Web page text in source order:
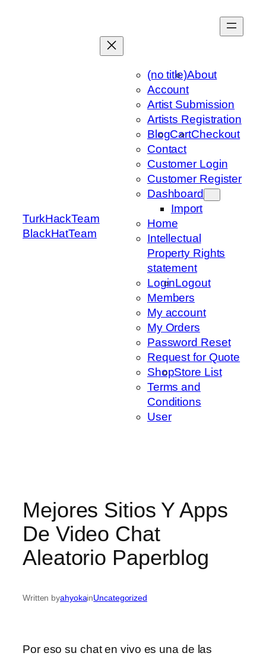
TurkHackTeam
BlackHatTeam
(no title)About
Account
Artist Submission
Artists Registration
BlogCartCheckout
Contact
Customer Login
Customer Register
Dashboard
Import
Home
Intellectual
Property Rights
statement
LoginLogout
Members
My account
My Orders
Password Reset
Request for Quote
ShopStore List
Terms and
Conditions
User
Mejores Sitios Y Apps
De Video Chat
Aleatorio Paperblog
Written byahyokainUncategorized
Por eso su chat en vivo es una de las